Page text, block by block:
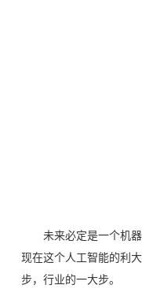
未来必定是一个机器
现在这个人工智能的利
步，行业的一大步。